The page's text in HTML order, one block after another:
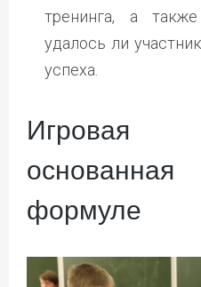
тренинга, а
удалось ли
успеха.
Игровая
формуле